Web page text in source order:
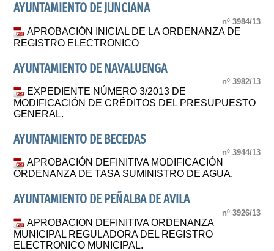
AYUNTAMIENTO DE JUNCIANA
nº 3984/13
APROBACIÓN INICIAL DE LA ORDENANZA DE
REGISTRO ELECTRONICO
AYUNTAMIENTO DE NAVALUENGA
nº 3982/13
EXPEDIENTE NÚMERO 3/2013 DE
MODIFICACIÓN DE CRÉDITOS DEL PRESUPUESTO
GENERAL.
AYUNTAMIENTO DE BECEDAS
nº 3944/13
APROBACIÓN DEFINITIVA MODIFICACIÓN
ORDENANZA DE TASA SUMINISTRO DE AGUA.
AYUNTAMIENTO DE PEÑALBA DE AVILA
nº 3926/13
APROBACION DEFINITIVA ORDENANZA
MUNICIPAL REGULADORA DEL REGISTRO
ELECTRONICO MUNICIPAL.